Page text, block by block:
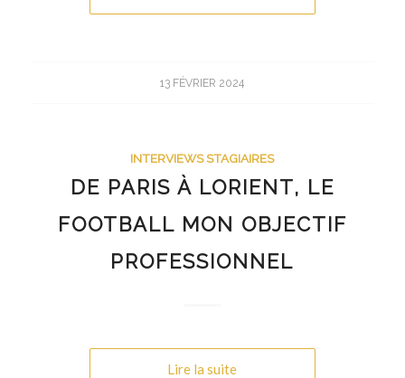
13 FÉVRIER 2024
INTERVIEWS STAGIAIRES
DE PARIS À LORIENT, LE
FOOTBALL MON OBJECTIF
PROFESSIONNEL
Lire la suite